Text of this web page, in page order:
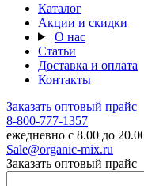
Каталог
Акции и скидки
О нас
Статьи
Доставка и оплата
Контакты
Заказать оптовый прайс
8-800-777-1357
ежедневно с 8.00 до
Sale@organic-mix.ru
Заказать оптовый прайс